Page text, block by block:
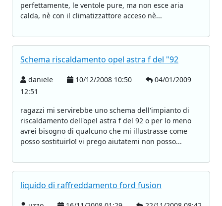
perfettamente, le ventole pure, ma non esce aria
calda, nè con il climatizzattore acceso nè...
Schema riscaldamento opel astra f del "92
daniele 10/12/2008 10:50
04/01/2009
12:51
ragazzi mi servirebbe uno schema dell'impianto di
riscaldamento dell'opel astra f del 92 o per lo meno
avrei bisogno di qualcuno che mi illustrasse come
posso sostituirlo! vi prego aiutatemi non posso...
liquido di raffreddamento ford fusion